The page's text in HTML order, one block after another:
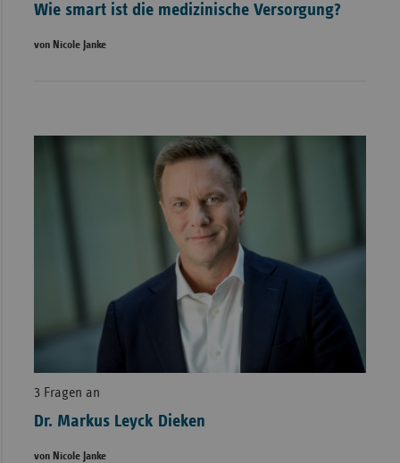
Wie smart ist die medizinische Versorgung?
von Nicole Janke
3 Fragen an
Dr. Markus Leyck Dieken
von Nicole Janke